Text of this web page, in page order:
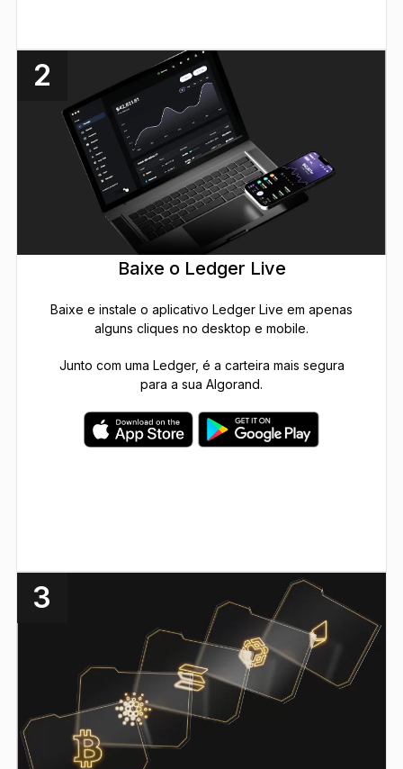
2
Baixe o Ledger Live
Baixe e instale o aplicativo Ledger Live em apenas
alguns cliques no desktop e mobile.
Junto com uma Ledger, é a carteira mais segura
para a sua Algorand.
3